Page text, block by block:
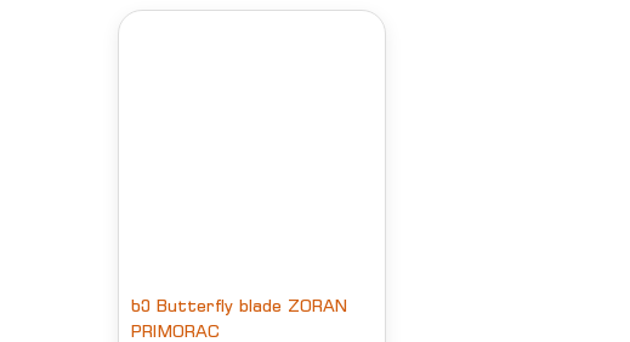
ხე Butterfly blade ZORAN
PRIMORAC